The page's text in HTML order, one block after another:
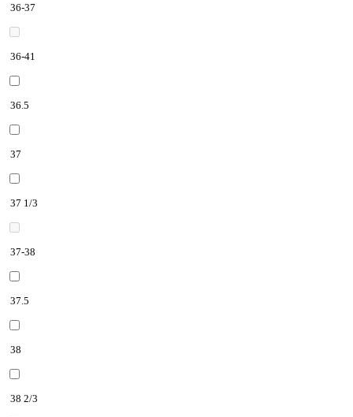
36-37
36-41
36.5
37
37 1/3
37-38
37.5
38
38 2/3